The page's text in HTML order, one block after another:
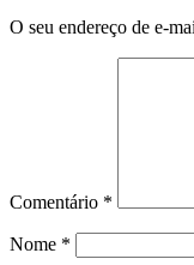
O seu endereço de e-
Comentário *
Nome *